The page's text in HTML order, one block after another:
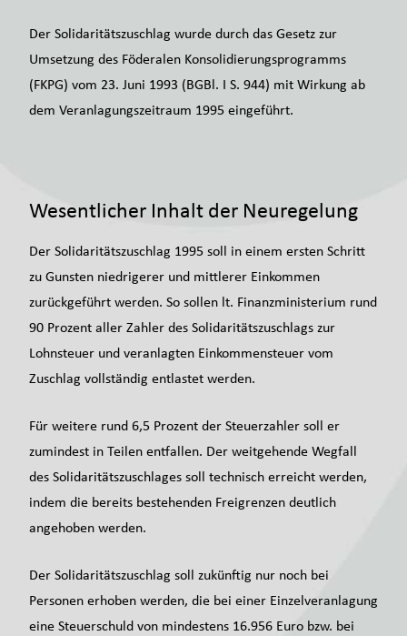
Der Solidaritätszuschlag wurde durch das Gesetz zur
Umsetzung des Föderalen Konsolidierungsprogramms
(FKPG) vom 23. Juni 1993 (BGBl. I S. 944) mit Wirkung ab
dem Veranlagungszeitraum 1995 eingeführt.
Wesentlicher Inhalt der Neuregelung
Der Solidaritätszuschlag 1995 soll in einem ersten Schritt
zu Gunsten niedrigerer und mittlerer Einkommen
zurückgeführt werden. So sollen lt. Finanzministerium rund
90 Prozent aller Zahler des Solidaritätszuschlags zur
Lohnsteuer und veranlagten Einkommensteuer vom
Zuschlag vollständig entlastet werden.
Für weitere rund 6,5 Prozent der Steuerzahler soll er
zumindest in Teilen entfallen. Der weitgehende Wegfall
des Solidaritätszuschlages soll technisch erreicht werden,
indem die bereits bestehenden Freigrenzen deutlich
angehoben werden.
Der Solidaritätszuschlag soll zukünftig nur noch bei
Personen erhoben werden, die bei einer Einzelveranlagung
eine Steuerschuld von mindestens 16.956 Euro bzw. bei